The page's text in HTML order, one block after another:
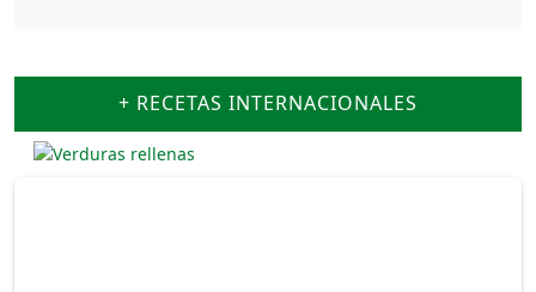
+ RECETAS INTERNACIONALES